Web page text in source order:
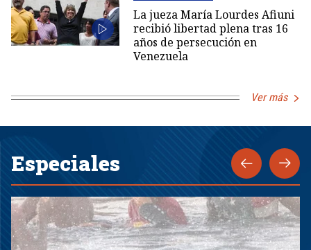
La jueza María Lourdes Afiuni
recibió libertad plena tras 16
años de persecución en
Venezuela
Ver más
Especiales